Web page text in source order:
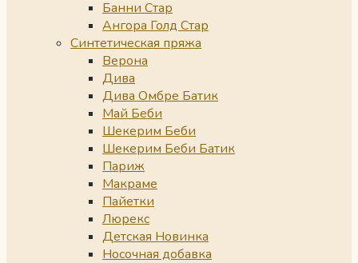
Банни Стар
Ангора Голд Стар
Синтетическая пряжа
Верона
Дива
Дива Омбре Батик
Май Беби
Шекерим Беби
Шекерим Беби Батик
Париж
Макраме
Пайетки
Люрекс
Детская Новинка
Носочная добавка